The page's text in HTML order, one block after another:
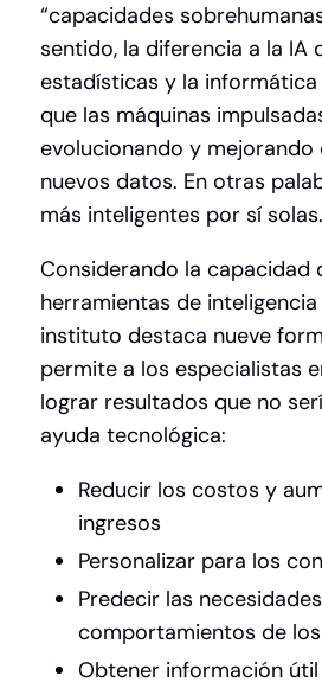
“capacidades
sentido, la diferencia a la IA
estadísticas y la
que las máquinas
evolucionando y mejorando
nuevos datos. En otras
más inteligentes por sí solas.
Considerando la capacidad
herramientas de
instituto destaca nueve
permite a los especialistas
lograr resultados que no
ayuda tecnológica:
Reducir los costos y
ingresos
Personalizar para los
Predecir las
comportamientos de
Obtener información